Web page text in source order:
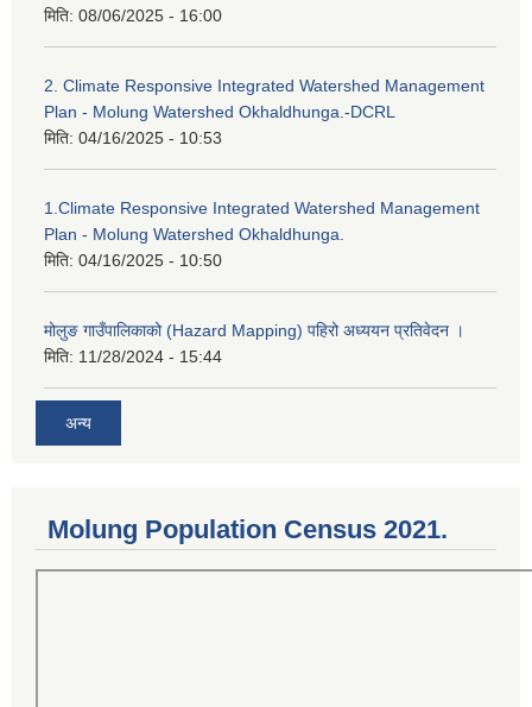
मिति: 08/06/2025 - 16:00
2. Climate Responsive Integrated Watershed Management
Plan - Molung Watershed Okhaldhunga.-DCRL
मिति: 04/16/2025 - 10:53
1.Climate Responsive Integrated Watershed Management
Plan - Molung Watershed Okhaldhunga.
मिति: 04/16/2025 - 10:50
मोलुङ गाउँपालिकाको (Hazard Mapping) पहिरो अध्ययन प्रतिवेदन ।
मिति: 11/28/2024 - 15:44
अन्य
Molung Population Census 2021.